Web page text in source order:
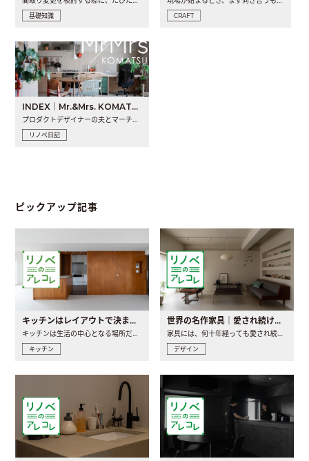
基礎知識 CRAFT
INDEX｜Mr.&Mrs. KOMATSU renovation diary
リノベ日記
ピックアップ記事
キッチンはレイアウトで決まる。後悔しないための考え方と選び方
キッチンは生活の中心となる場所だからこそ、家の中のどこに置..
キッチン
世界の名作家具｜愛され続ける理由と一生モノとの出会い方
家具には、何十年経っても愛され続ける「名作」と呼ばれるもの..
デザイン